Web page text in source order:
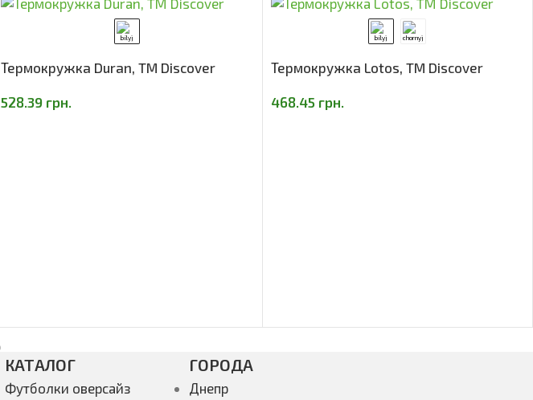
Термокружка Duran, TM Discover
528.39 грн.
Термокружка Lotos, TM Discover
468.45 грн.
КАТАЛОГ
Футболки оверсайз
ГОРОДА
Днепр